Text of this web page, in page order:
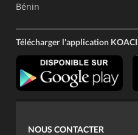
Bénin
Télécharger l'application KOACI
NOUS CONTACTER